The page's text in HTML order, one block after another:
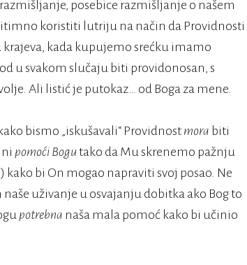
posebice razmišljanje o našem
koristiti lutriju na način da Providnosti
kada kupujemo srećku imamo
u svakom slučaju biti providonosan, s
Ali listić je putokaz… od Boga za mene.
bismo „iskušavali“ Providnost mora biti
pomoći Bogu tako da Mu skrenemo pažnju
bi On mogao napraviti svoj posao. Ne
uživanje u osvajanju dobitka ako Bog to
potrebna naša mala pomoć kako bi učinio